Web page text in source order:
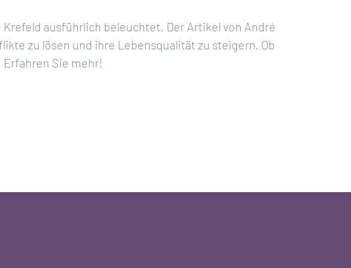
ausführlich beleuchtet. Der Artikel von André
zu lösen und ihre Lebensqualität zu steigern. Ob
Sie mehr!